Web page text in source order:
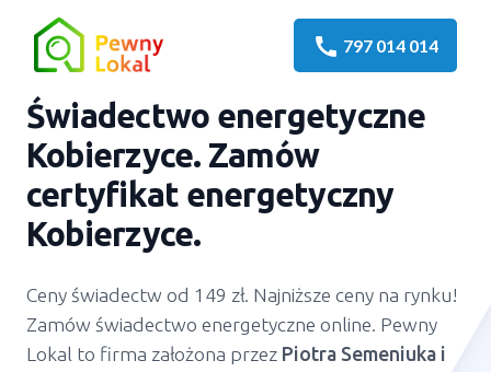
call 797 014 014
Świadectwo energetyczne
Kobierzyce. Zamów
certyfikat energetyczny
Kobierzyce.
Ceny świadectw od 149 zł. Najniższe ceny na rynku!
Zamów świadectwo energetyczne online. Pewny
Lokal to firma założona przez Piotra Semeniuka i